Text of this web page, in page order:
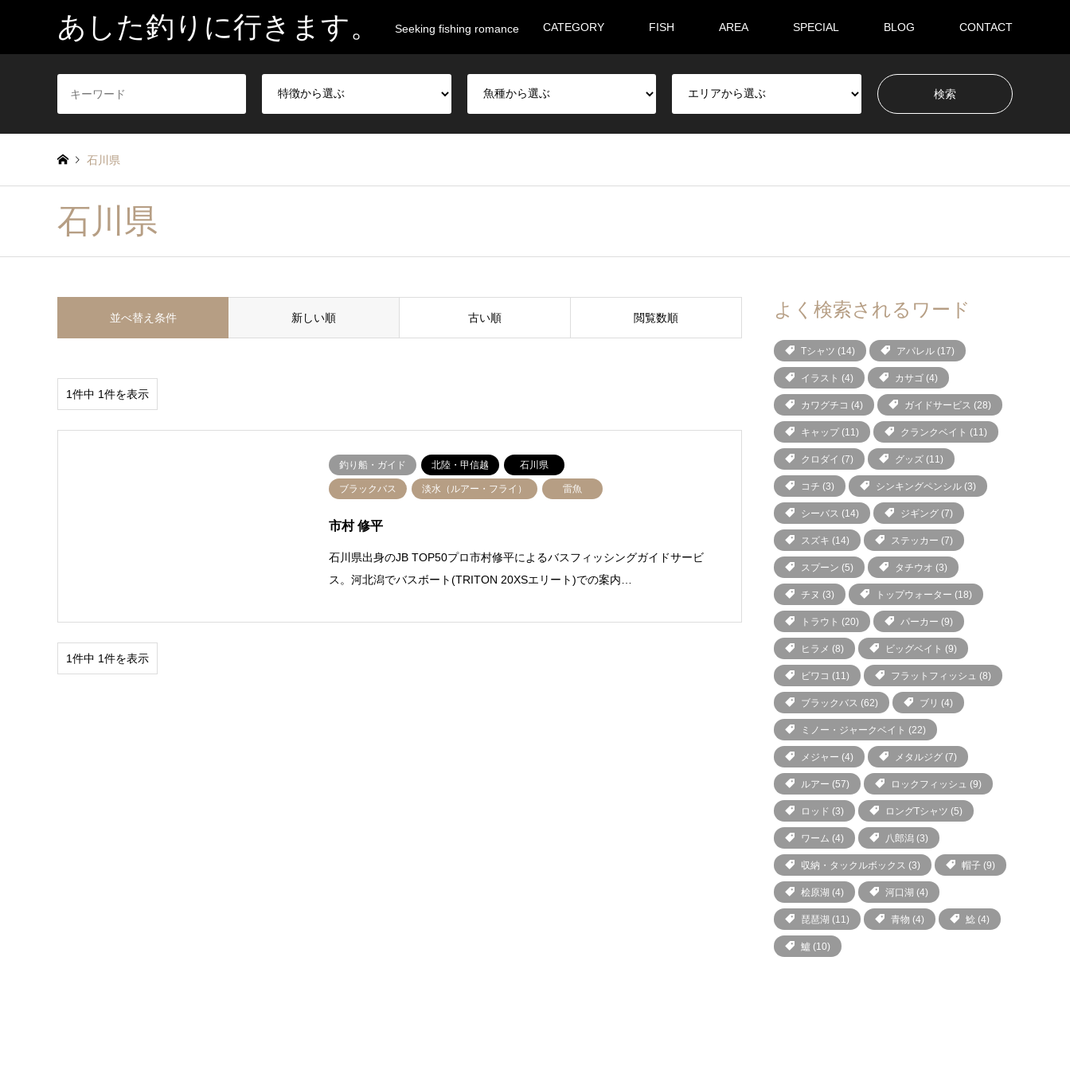
あした釣りに行きます。 Seeking fishing romance CATEGORY FISH AREA SPECIAL BLOG CONTACT
石川県
石川県
並べ替え条件 新しい順 古い順 閲覧数順
1件中 1件を表示
釣り船・ガイド 北陸・甲信越 石川県
ブラックバス 淡水（ルアー・フライ） 雷魚
市村 修平
石川県出身のJB TOP50プロ市村修平によるバスフィッシングガイドサービ
ス。河北潟でバスボート(TRITON 20XSエリート)での案内…
1件中 1件を表示
よく検索されるワード
Tシャツ (14) アパレル (17)
イラスト (4) カサゴ (4)
カワグチコ (4) ガイドサービス (28)
キャップ (11) クランクベイト (11)
クロダイ (7) グッズ (11)
コチ (3) シンキングペンシル (3)
シーバス (14) ジギング (7)
スズキ (14) ステッカー (7)
スプーン (5) タチウオ (3)
チヌ (3) トップウォーター (18)
トラウト (20) パーカー (9)
ヒラメ (8) ビッグベイト (9)
ビワコ (11) フラットフィッシュ (8)
ブラックバス (62) ブリ (4)
ミノー・ジャークベイト (22)
メジャー (4) メタルジグ (7)
ルアー (57) ロックフィッシュ (9)
ロッド (3) ロングTシャツ (5)
ワーム (4) 八郎潟 (3)
収納・タックルボックス (3) 帽子 (9)
桧原湖 (4) 河口湖 (4)
琵琶湖 (11) 青物 (4) 鯰 (4)
鱸 (10)